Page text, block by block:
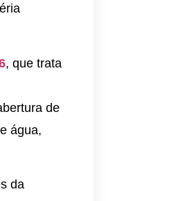
, que trata
de
água,
da